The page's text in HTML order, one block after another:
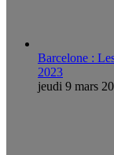
Barcelone :
2023
jeudi 9 mars